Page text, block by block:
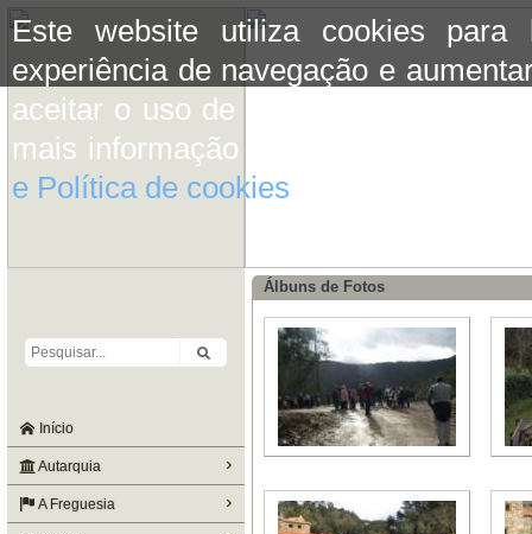
Este website utiliza cookies para
experiência de navegação e
aceitar o uso de cookies basta
mais informação consulte a
e Política de cookies
Início
Autarquia
A Freguesia
Álbuns de Fotos